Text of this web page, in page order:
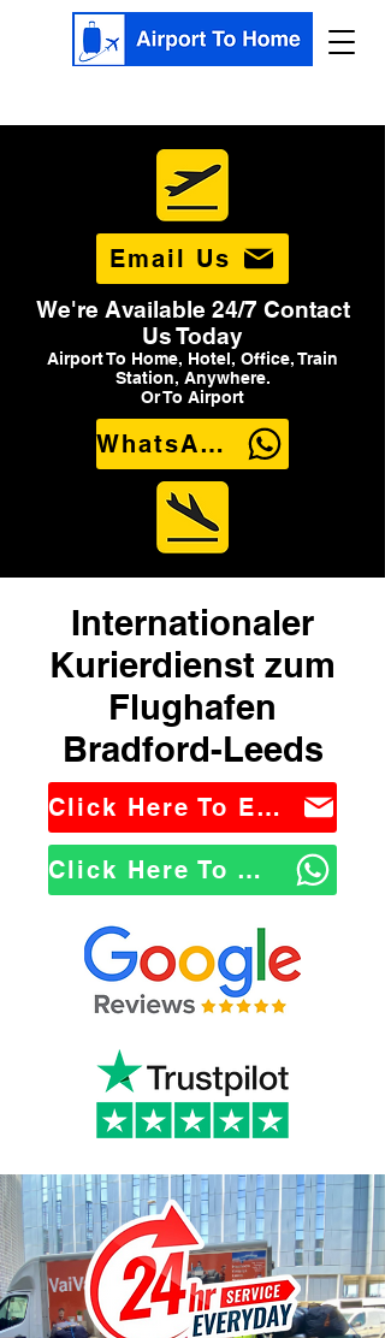
Email Us
We're Available 24/7 Contact
Us Today
Airport To Home, Hotel, Office, Train
Station, Anywhere.
Or To Airport
WhatsApp Us
Internationaler
Kurierdienst zum
Flughafen
Bradford-Leeds
Click Here To Email Us
Click Here To WhatsApp Us